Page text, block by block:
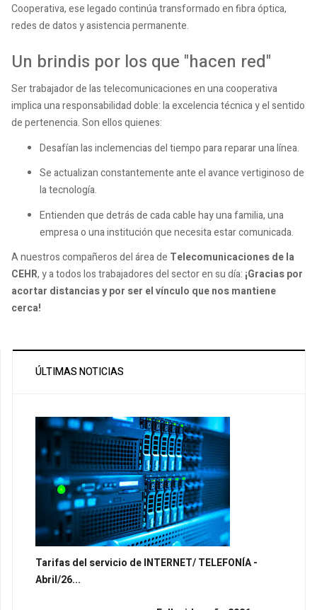
Cooperativa, ese legado continúa transformado en fibra óptica,
redes de datos y asistencia permanente.
Un brindis por los que "hacen red"
Ser trabajador de las telecomunicaciones en una cooperativa
implica una responsabilidad doble: la excelencia técnica y el sentido
de pertenencia. Son ellos quienes:
Desafían las inclemencias del tiempo para reparar una línea.
Se actualizan constantemente ante el avance vertiginoso de
la tecnología.
Entienden que detrás de cada cable hay una familia, una
empresa o una institución que necesita estar comunicada.
A nuestros compañeros del área de Telecomunicaciones de la
CEHR, y a todos los trabajadores del sector en su día: ¡Gracias por
acortar distancias y por ser el vínculo que nos mantiene
cerca!
ÚLTIMAS NOTICIAS
Tarifas del servicio de INTERNET/ TELEFONÍA -
Abril/26...